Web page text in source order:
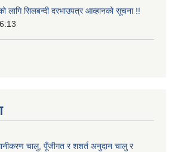
लागि सिलबन्दी दरभाउपत्र आव्हानको सूचना !!
चालु, पूँजीगत र शशर्त अनुदान चालु र